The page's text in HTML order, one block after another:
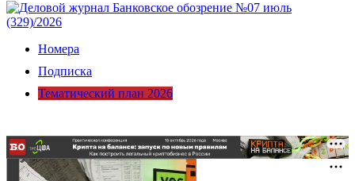
Номера
Подписка
Тематический план 2026